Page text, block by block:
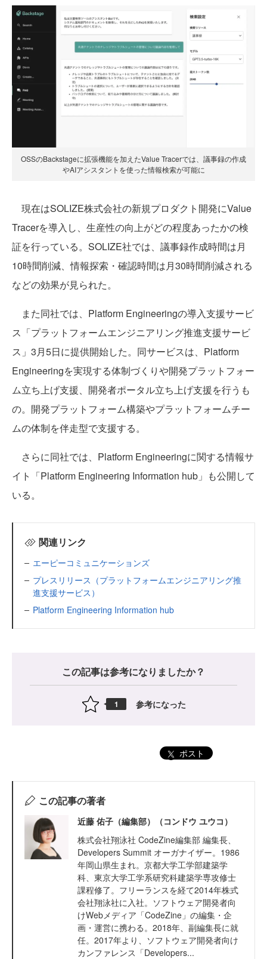
OSSのBackstageに拡張機能を加えたValue Tracerでは、議事録の作成
やAIアシスタントを使った情報検索が可能に
現在はSOLIZE株式会社の新規プロダクト開発にValue
Tracerを導入し、生産性の向上がどの程度あったかの検
証を行っている。SOLIZE社では、議事録作成時間は月
10時間削減、情報探索・確認時間は月30時間削減される
などの効果が見られた。
また同社では、Platform Engineeringの導入支援サービ
ス「プラットフォームエンジニアリング推進支援サービ
ス」3月5日に提供開始した。同サービスは、Platform
Engineeringを実現する体制づくりや開発プラットフォー
ム立ち上げ支援、開発者ポータル立ち上げ支援を行うも
の。開発プラットフォーム構築やプラットフォームチー
ムの体制を伴走型で支援する。
さらに同社では、Platform Engineeringに関する情報サ
イト「Platform Engineering Information hub」も公開して
いる。
関連リンク
エーピーコミュニケーションズ
プレスリリース（プラットフォームエンジニアリング推
進支援サービス）
Platform Engineering Information hub
この記事は参考になりましたか？
1 参考になった
ポスト
この記事の著者
近藤 佑子（編集部）（コンドウ ユウコ）
株式会社翔泳社 CodeZine編集部 編集長、
Developers Summit オーガナイザー。1986
年岡山県生まれ。京都大学工学部建築学
科、東京大学工学系研究科建築学専攻修士
課程修了。フリーランスを経て2014年株式
会社翔泳社に入社。ソフトウェア開発者向
けWebメディア「CodeZine」の編集・企
画・運営に携わる。2018年、副編集長に就
任。2017年より、ソフトウェア開発者向け
カンファレンス「Developers...